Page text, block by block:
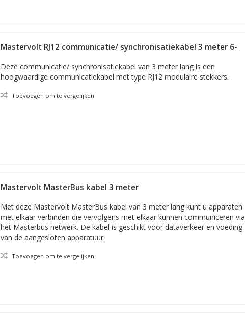
Mastervolt RJ12 communicatie/ synchronisatiekabel 3 meter 6-
Deze communicatie/ synchronisatiekabel van 3 meter lang is een
hoogwaardige communicatiekabel met type RJ12 modulaire stekkers.
Toevoegen om te vergelijken
Mastervolt MasterBus kabel 3 meter
Met deze Mastervolt MasterBus kabel van 3 meter lang kunt u apparaten
met elkaar verbinden die vervolgens met elkaar kunnen communiceren via
het Masterbus netwerk. De kabel is geschikt voor dataverkeer en voeding
van de aangesloten apparatuur.
Toevoegen om te vergelijken